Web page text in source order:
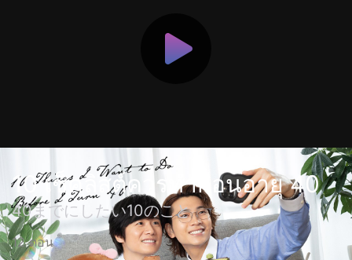
10 เช็คลิสต์ควรทำก่อนอายุ 40
40までにしたい10のこと
12 ตอน